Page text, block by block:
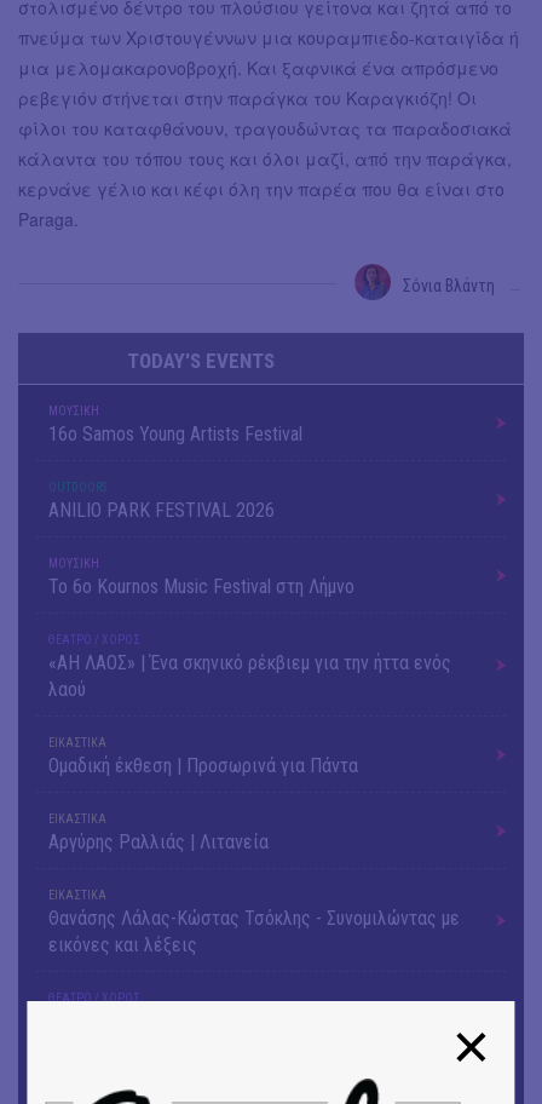
στολισμένο δέντρο του πλούσιου γείτονα και ζητά από το
πνεύμα των Χριστουγέννων μια κουραμπιεδο-καταιγίδα ή
μια μελομακαρονοβροχή. Και ξαφνικά ένα απρόσμενο
ρεβεγιόν στήνεται στην παράγκα του Καραγκιόζη! Οι
φίλοι του καταφθάνουν, τραγουδώντας τα παραδοσιακά
κάλαντα του τόπου τους και όλοι μαζί, από την παράγκα,
κερνάνε γέλιο και κέφι όλη την παρέα που θα είναι στο
Paraga.
Σόνια Βλάντη
TODAY'S EVENTS
ΜΟΥΣΙΚΗ
16o Samos Young Artists Festival
OUTDΟORS
ANILIO PARK FESTIVAL 2026
ΜΟΥΣΙΚΗ
Το 6ο Kournos Music Festival στη Λήμνο
ΘΕΑΤΡΟ / ΧΟΡΟΣ
«ΑΗ ΛΑΟΣ» | Ένα σκηνικό ρέκβιεμ για την ήττα ενός
λαού
ΕΙΚΑΣΤΙΚΑ
Ομαδική έκθεση | Προσωρινά για Πάντα
ΕΙΚΑΣΤΙΚΑ
Αργύρης Ραλλιάς | Λιτανεία
ΕΙΚΑΣΤΙΚΑ
Θανάσης Λάλας-Κώστας Τσόκλης - Συνομιλώντας με
εικόνες και λέξεις
ΘΕΑΤΡΟ / ΧΟΡΟΣ
9o Φεστιβάλ Στρογγύλη στη Σαντορίνη